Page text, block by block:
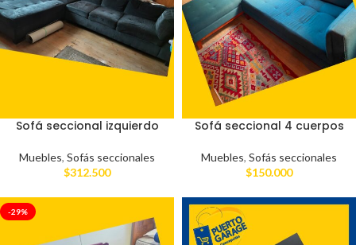
Sofá seccional izquierdo
Muebles, Sofás seccionales
$312.500
Sofá seccional 4 cuerpos
Muebles, Sofás seccionales
$150.000
-29%